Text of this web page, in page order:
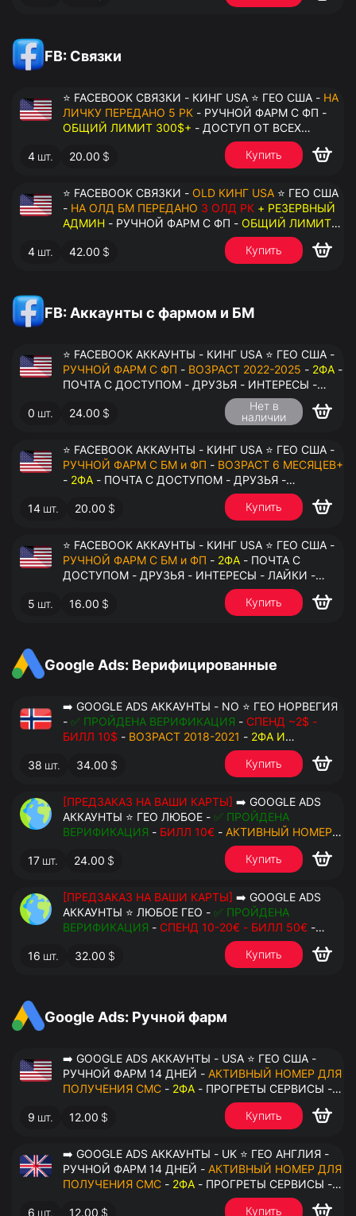
FB: Связки
⭐ FACEBOOK СВЯЗКИ - КИНГ USA ⭐ ГЕО США - НА
ЛИЧКУ ПЕРЕДАНО 5 РК - РУЧНОЙ ФАРМ С ФП -
ОБЩИЙ ЛИМИТ 300$+ - ДОСТУП ОТ ВСЕХ
АККАУНТОВ - ПЕРЕДАЧА В АНТИДЕТЕКТ
4 шт. 20.00 $ Купить
⭐ FACEBOOK СВЯЗКИ - OLD КИНГ USA ⭐ ГЕО США
- НА ОЛД БМ ПЕРЕДАНО 3 ОЛД РК + РЕЗЕРВНЫЙ
АДМИН - РУЧНОЙ ФАРМ С ФП - ОБЩИЙ ЛИМИТ
- ДОСТУП ОТ ВСЕХ АККАУНТОВ -
ПЕРЕДАЧА В АНТИДЕТЕКТ
4 шт. 42.00 $ Купить
FB: Аккаунты с фармом и БМ
⭐ FACEBOOK АККАУНТЫ - КИНГ USA ⭐ ГЕО США -
РУЧНОЙ ФАРМ С ФП - ВОЗРАСТ 2022-2025 - 2ФА -
ПОЧТА С ДОСТУПОМ - ДРУЗЬЯ - ИНТЕРЕСЫ -
ЛАЙКИ - КОММЕНТАРИИ - ПЕРЕДАЧА В
АНТИДЕТЕКТ
0 шт. 24.00 $
Нет в
наличии
⭐ FACEBOOK АККАУНТЫ - КИНГ USA ⭐ ГЕО США -
РУЧНОЙ ФАРМ С БМ и ФП - ВОЗРАСТ 6 МЕСЯЦЕВ+
- 2ФА - ПОЧТА С ДОСТУПОМ - ДРУЗЬЯ -
ИНТЕРЕСЫ - ЛАЙКИ - КОММЕНТАРИИ - ПЕРЕДАЧА
В АНТИДЕТЕКТ
14 шт. 20.00 $ Купить
⭐ FACEBOOK АККАУНТЫ - КИНГ USA ⭐ ГЕО США -
РУЧНОЙ ФАРМ С БМ и ФП - 2ФА - ПОЧТА С
ДОСТУПОМ - ДРУЗЬЯ - ИНТЕРЕСЫ - ЛАЙКИ -
КОММЕНТАРИИ - ПЕРЕДАЧА В АНТИДЕТЕКТ
5 шт. 16.00 $ Купить
Google Ads: Верифицированные
➡️ GOOGLE ADS АККАУНТЫ - NO ⭐ ГЕО НОРВЕГИЯ
- ✅ ПРОЙДЕНА ВЕРИФИКАЦИЯ - СПЕНД ~2$ -
БИЛЛ 10$ - ВОЗРАСТ 2018-2021 - 2ФА И
- РУЧНОЙ ФАРМ - РЕЗЕРВНАЯ
ПОЧТА С ДОСТУПОМ - ПЕРЕДАЧА В OCTO
38 шт. 34.00 $ Купить
[ПРЕДЗАКАЗ НА ВАШИ КАРТЫ] ➡️ GOOGLE ADS
АККАУНТЫ ⭐ ГЕО ЛЮБОЕ - ✅ ПРОЙДЕНА
ВЕРИФИКАЦИЯ - БИЛЛ 10€ - АКТИВНЫЙ НОМЕР
2ФА И РЕЗЕРВНЫЕ КОДЫ
- РУЧНОЙ ФАРМ - РЕЗЕРВНАЯ ПОЧТА С
ДОСТУПОМ - ПЕРЕДАЧА В АНТИДЕТЕКТ
17 шт. 24.00 $ Купить
[ПРЕДЗАКАЗ НА ВАШИ КАРТЫ] ➡️ GOOGLE ADS
АККАУНТЫ ⭐ ЛЮБОЕ ГЕО - ✅ ПРОЙДЕНА
ВЕРИФИКАЦИЯ - СПЕНД 10-20€ - БИЛЛ 50€ -
АКТИВНЫЙ НОМЕР ДЛЯ ПОВТОРНЫХ СМС-
И РЕЗЕРВНЫЕ КОДЫ
- РУЧНОЙ ФАРМ -
РЕЗЕРВНАЯ ПОЧТА С ДОСТУПОМ - ПЕРЕДАЧА В
16 шт. 32.00 $ Купить
Google Ads: Ручной фарм
➡️ GOOGLE ADS АККАУНТЫ - USA ⭐ ГЕО США -
РУЧНОЙ ФАРМ 14 ДНЕЙ - АКТИВНЫЙ НОМЕР ДЛЯ
ПОЛУЧЕНИЯ СМС - 2ФА - ПРОГРЕТЫ СЕРВИСЫ -
9 шт. 12.00 $ Купить
➡️ GOOGLE ADS АККАУНТЫ - UK ⭐ ГЕО АНГЛИЯ -
РУЧНОЙ ФАРМ 14 ДНЕЙ - АКТИВНЫЙ НОМЕР ДЛЯ
ПОЛУЧЕНИЯ СМС - 2ФА - ПРОГРЕТЫ СЕРВИСЫ -
6 шт. 12.00 $ Купить